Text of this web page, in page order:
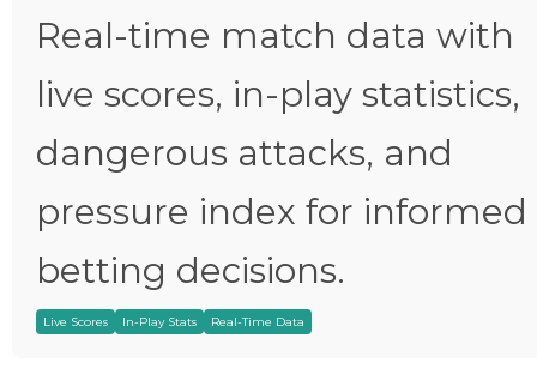
Real-time match data with
live scores, in-play statistics,
dangerous attacks, and
pressure index for informed
betting decisions.
Live Scores In-Play Stats Real-Time Data